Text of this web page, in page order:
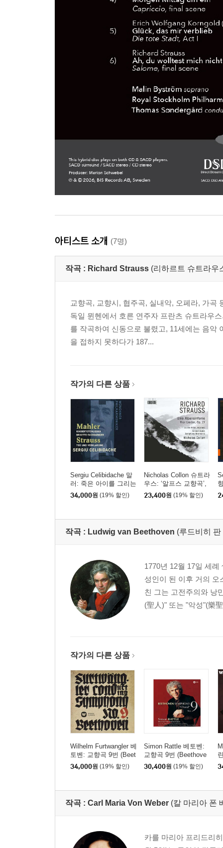
아티스트 소개 (7명)
작곡 : Richard Strauss (리하르트 슈트라우
교향곡, 교향시, 협주곡, 실내악, 오페라, 가곡
독일 뮌헨에서 호른 연주자 프란츠 슈트라우
를 작곡하여 신동으로 불렸고, 11세에는 음악
을 접하지 못하다가 187...
작가의 다른 상품
Sergiu Celibidache 말
러: 죽은 아이를 그리는
노래 / R. 슈트라우스:
죽음과 변용 (Mahler: K
auss: Death and Trans
34,000원 (19% 할인)
Nicholas Collon 슈트라
우스: ‘알프스 교향곡’,
‘네 개의 가곡’ Op.27 (S
trauss: Eine Alpensinfo
23,400원 (19% 할인)
작곡 : Ludwig van Beethoven (루드비히
1770년 12월 17일 세
성인이 된 이후 거의 오
친 그는 고전주의와 낭
(聖人)" 또는 "악성"(樂
작가의 다른 상품
Wilhelm Furtwangler 베
토벤: 교향곡 9번 (Beet
hoven: Symphony No.
9) [UHQCD]
34,000원 (19% 할인)
Simon Rattle 베토벤:
교향곡 9번 (Beethove
n: Symphony No. 9) [H
QCD]
30,400원 (19% 할인)
작곡 : Carl Maria Von Weber (칼 마리아 폰
카를 마리아 프리드리